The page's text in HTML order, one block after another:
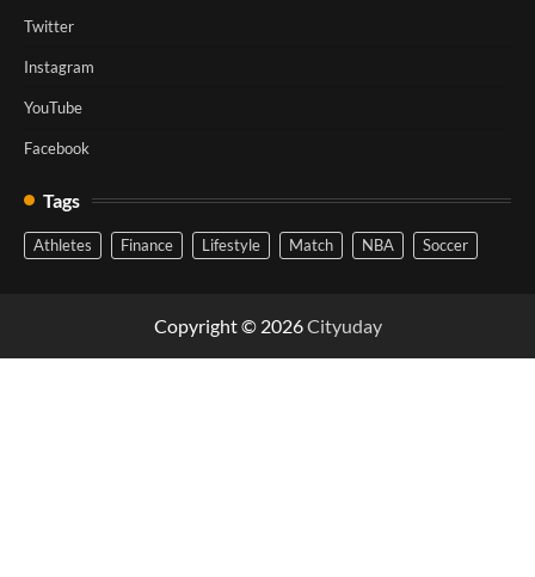
Twitter
Instagram
YouTube
Facebook
Tags
Athletes Finance Lifestyle Match NBA Soccer
Copyright © 2026Cityuday